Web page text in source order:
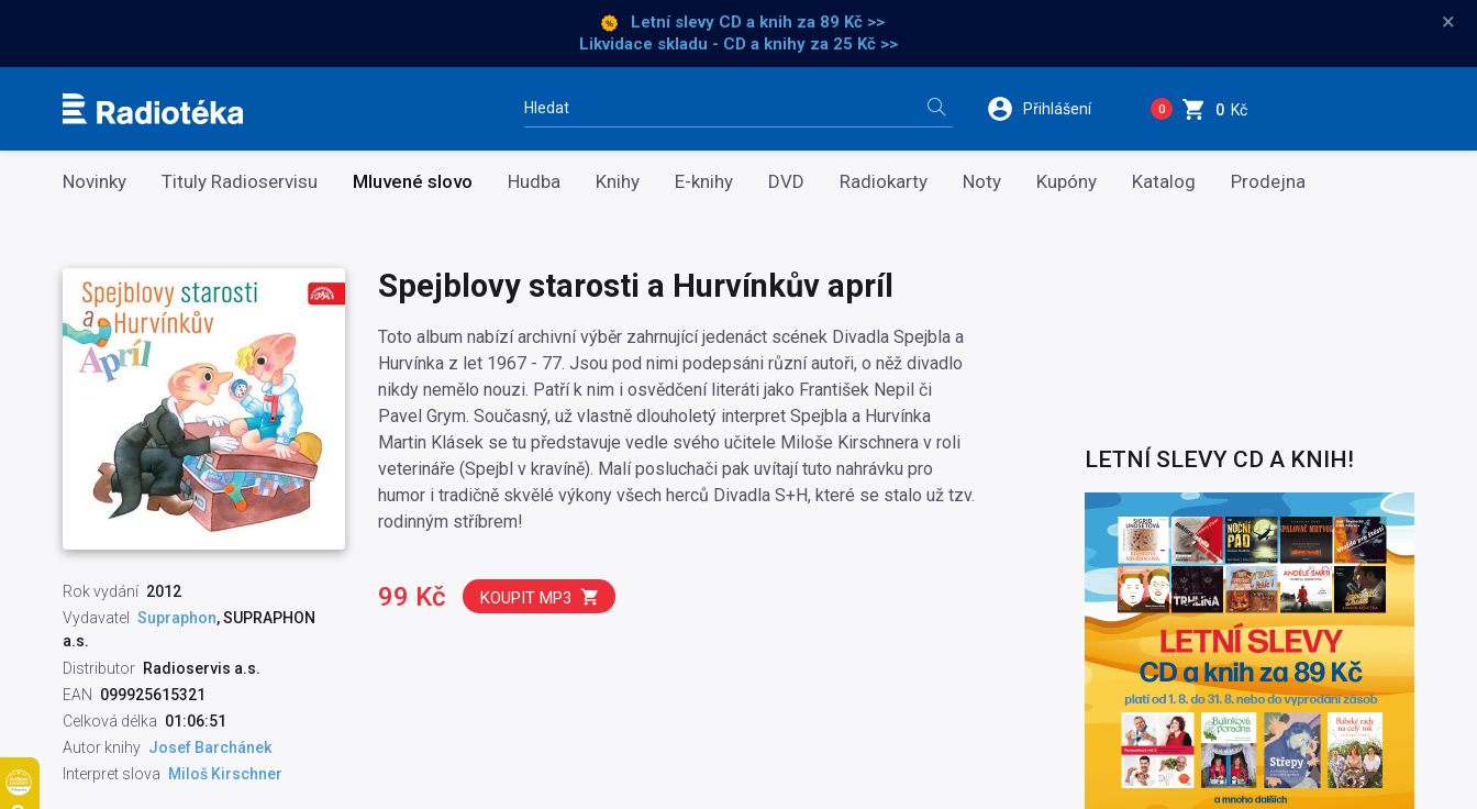
Letní slevy CD a knih za 89 Kč >>
Likvidace skladu - CD a knihy za 25 Kč >>
×
Vyhledávání Přihlášení 0 0 Kč
Kategorie
Novinky Tituly Radioservisu Mluvené slovo Hudba Knihy E-knihy DVD Radiokarty Noty Kupóny Katalog Prodejna
Rok vydání 2012
Vydavatel
Supraphon, SUPRAPHON
a.s.
Distributor Radioservis a.s.
EAN
099925615321
Celková délka 01:06:51
Autor knihy Josef Barchánek
Interpret slova
Miloš Kirschner
Spejblovy starosti a Hurvínkův apríl
Toto album nabízí archivní výběr zahrnující jedenáct scének Divadla Spejbla a
Hurvínka z let 1967 - 77. Jsou pod nimi podepsáni různí autoři, o něž divadlo
nikdy nemělo nouzi. Patří k nim i osvědčení literáti jako František Nepil či
Pavel Grym. Současný, už vlastně dlouholetý interpret Spejbla a Hurvínka
Martin Klásek se tu představuje vedle svého učitele Miloše Kirschnera v roli
veterináře (Spejbl v kravíně). Malí posluchači pak uvítají tuto nahrávku pro
humor i tradičně skvělé výkony všech herců Divadla S+H, které se stalo už tzv.
rodinným stříbrem!
99 Kč KOUPIT MP3
LETNÍ SLEVY CD A KNIH!